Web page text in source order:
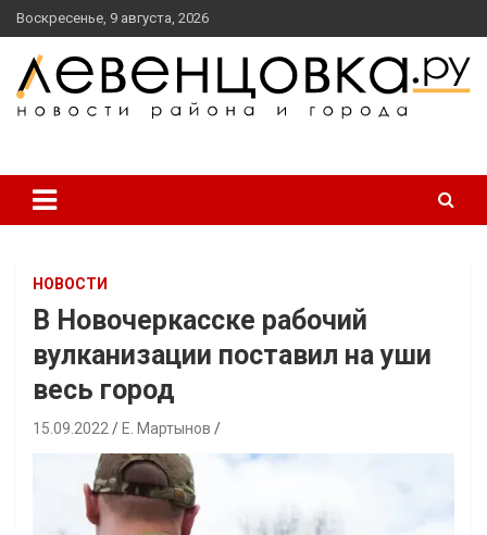
перейти
к
содержанию
Воскресенье, 9 августа, 2026
НОВОСТИ
В Новочеркасске рабочий
вулканизации поставил на уши
весь город
15.09.2022 Е. Мартынов